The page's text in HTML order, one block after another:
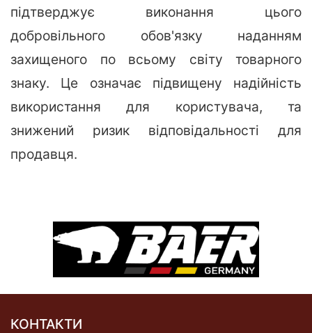
підтверджує виконання цього
добровільного обов'язку наданням
захищеного по всьому світу товарного
знаку. Це означає підвищену надійність
використання для користувача, та
знижений ризик відповідальності для
продавця.
КОНТАКТИ